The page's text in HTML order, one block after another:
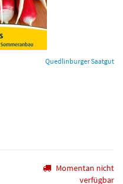
Quedlinburger Saatgut
Momentan nicht
verfügbar